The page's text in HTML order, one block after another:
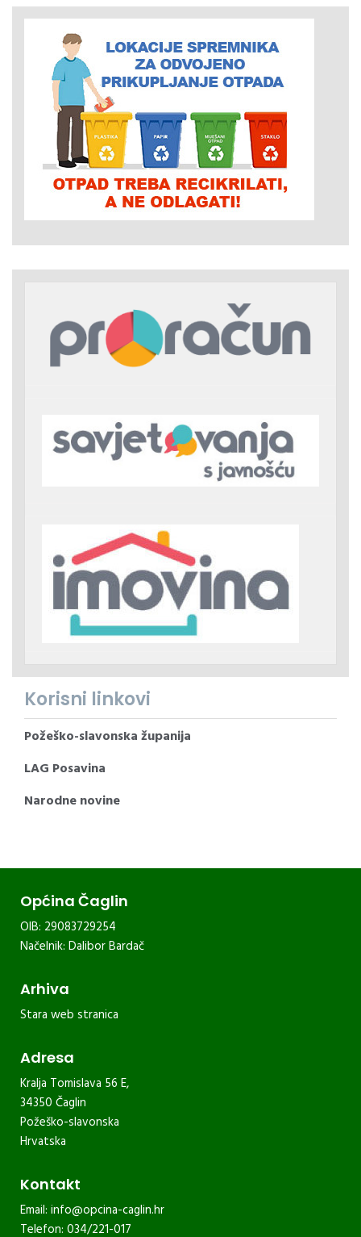
Korisni linkovi
Požeško-slavonska županija
LAG Posavina
Narodne novine
Općina Čaglin
OIB: 29083729254
Načelnik: Dalibor Bardač
Arhiva
Stara web stranica
Adresa
Kralja Tomislava 56 E,
34350 Čaglin
Požeško-slavonska
Hrvatska
Kontakt
Email: info@opcina-caglin.hr
Telefon: 034/221-017